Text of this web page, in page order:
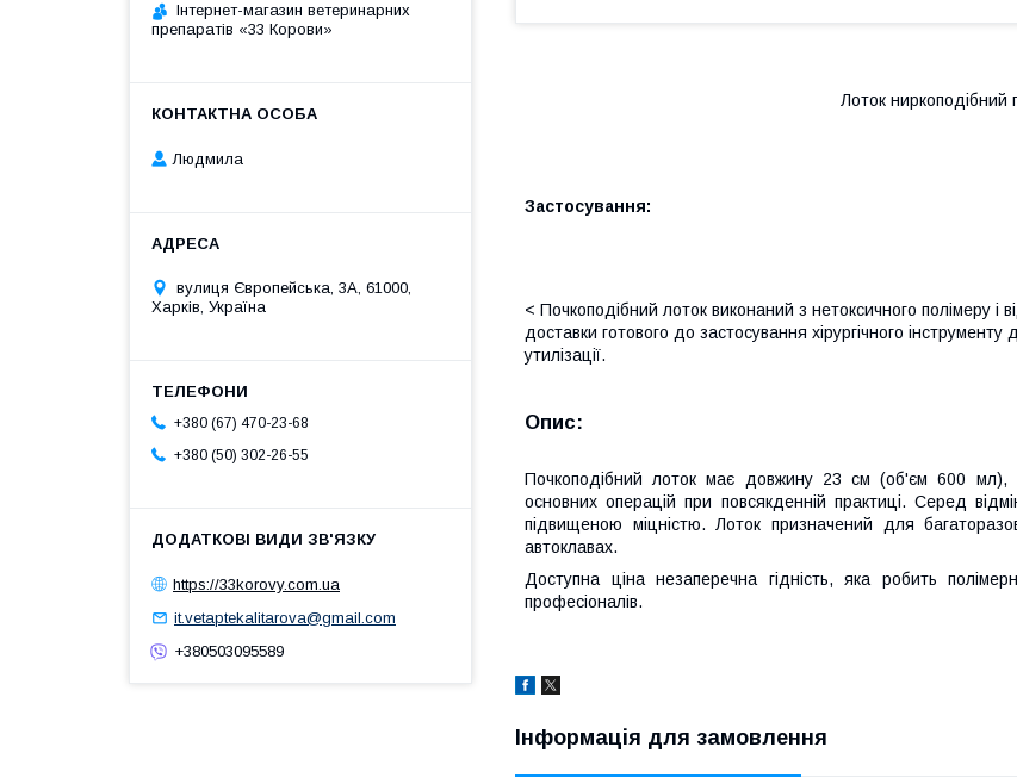
Лоток ниркоподібний
Застосування:
< Почкоподібний лоток виконаний з нетоксичного полімеру і
доставки готового до застосування хірургічного
утилізації.
Опис:
Почкоподібний лоток має довжину 23 см (об'єм 600 мл),
основних операцій при повсякденній практиці.Серед
підвищеною міцністю. Лоток призначений для
автоклавах.
Доступна ціна незаперечна гідність, яка робить
професіоналів.
Інформація для замовлення
Інтернет-магазин ветеринарних
препаратів «33 Корови»
Людмила
вулиця Європейська, 3А, 61000,
Харків, Україна
+380 (67) 470-23-68
+380 (50) 302-26-55
https://33korovy.com.ua
it.vetaptekalitarova@gmail.com
+380503095589